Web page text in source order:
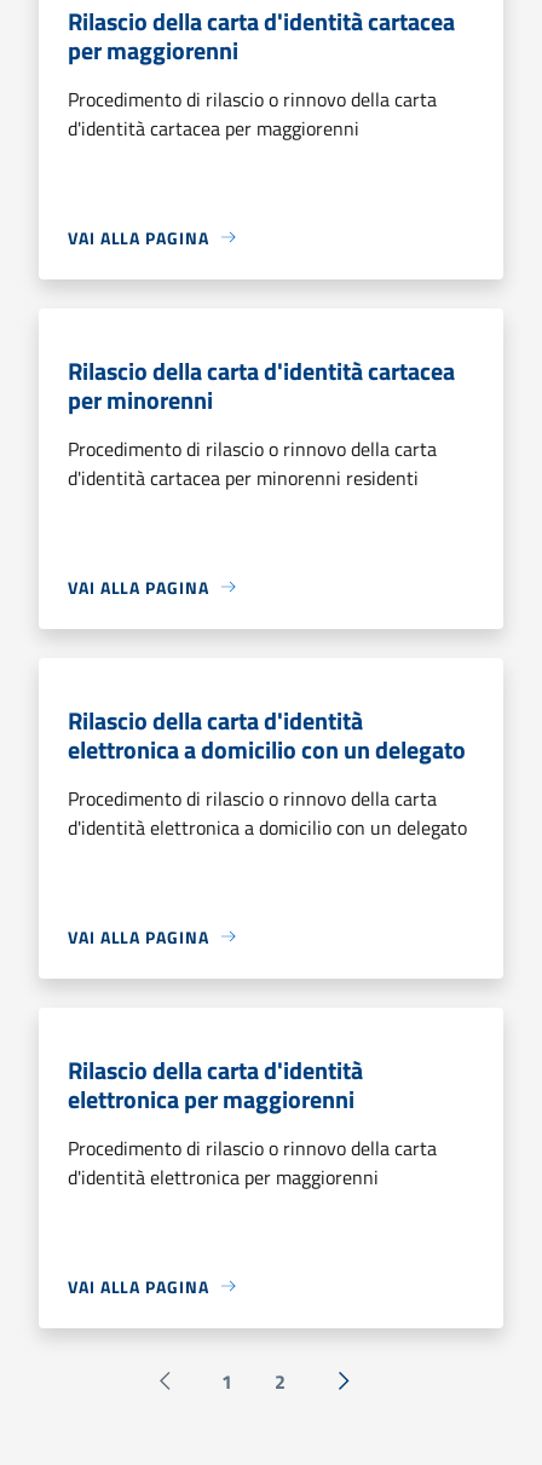
Rilascio della carta d'identità cartacea
per maggiorenni
Procedimento di rilascio o rinnovo della carta
d'identità cartacea per maggiorenni
VAI ALLA PAGINA
Rilascio della carta d'identità cartacea
per minorenni
Procedimento di rilascio o rinnovo della carta
d'identità cartacea per minorenni residenti
VAI ALLA PAGINA
Rilascio della carta d'identità
elettronica a domicilio con un delegato
Procedimento di rilascio o rinnovo della carta
d'identità elettronica a domicilio con un delegato
VAI ALLA PAGINA
Rilascio della carta d'identità
elettronica per maggiorenni
Procedimento di rilascio o rinnovo della carta
d'identità elettronica per maggiorenni
VAI ALLA PAGINA
Pagina precedente
1 2 Successiva »